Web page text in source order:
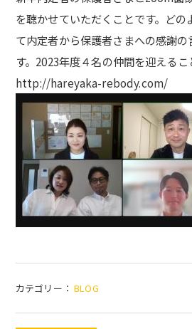
を聴かせていただくことです。ど
て内定者から保護者さまへの感謝
す。2023年度４名の仲間を迎える
http://hareyaka-rebody.com/
カテゴリー： BLOG